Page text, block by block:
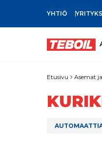
SIIRRY
YHTIÖ
Etusivu Asemat